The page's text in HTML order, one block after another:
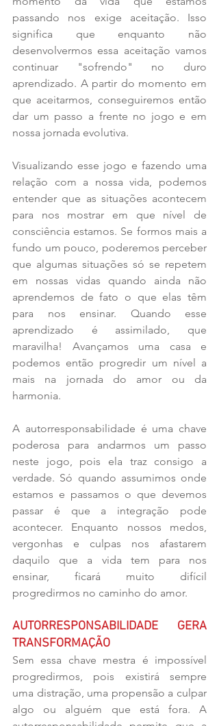
passando nos exige aceitação. Isso
significa que enquanto não
desenvolvermos essa aceitação vamos
continuar "sofrendo" no duro
aprendizado. A partir do momento em
que aceitarmos, conseguiremos então
dar um passo a frente no jogo e em
nossa jornada evolutiva.
Visualizando esse jogo e fazendo uma
relação com a nossa vida, podemos
entender que as situações acontecem
para nos mostrar em que nível de
consciência estamos. Se formos mais a
fundo um pouco, poderemos perceber
que algumas situações só se repetem
em nossas vidas quando ainda não
aprendemos de fato o que elas têm
para nos ensinar. Quando esse
aprendizado é assimilado, que
maravilha! Avançamos uma casa e
podemos então progredir um nível a
mais na jornada do amor ou da
harmonia.
A autorresponsabilidade é uma chave
poderosa para andarmos um passo
neste jogo, pois ela traz consigo a
verdade. Só quando assumimos onde
estamos e passamos o que devemos
passar é que a integração pode
acontecer. Enquanto nossos medos,
vergonhas e culpas nos afastarem
daquilo que a vida tem para nos
ensinar, ficará muito difícil
progredirmos no caminho do amor.
AUTORRESPONSABILIDADE GERA
TRANSFORMAÇÃO
Sem essa chave mestra é impossível
progredirmos, pois existirá sempre
uma distração, uma propensão a culpar
algo ou alguém que está fora. A